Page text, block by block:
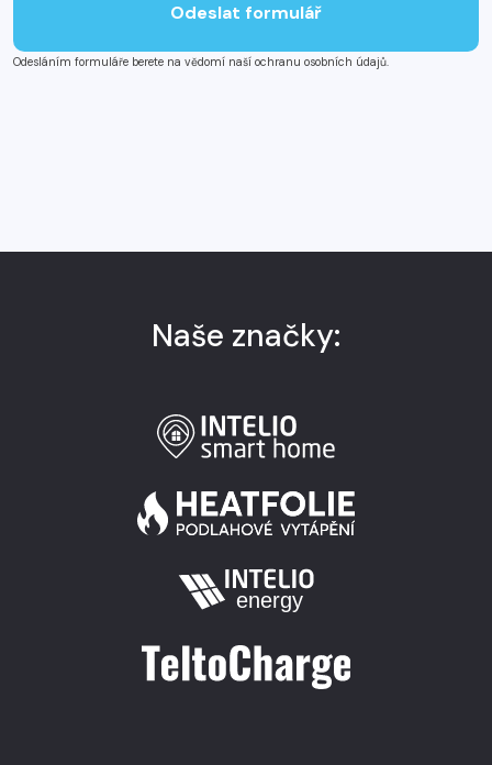
Odeslat formulář
Odesláním formuláře berete na vědomí naší ochranu osobních údajů.
Naše značky: